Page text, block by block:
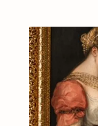
Czytaj dalej